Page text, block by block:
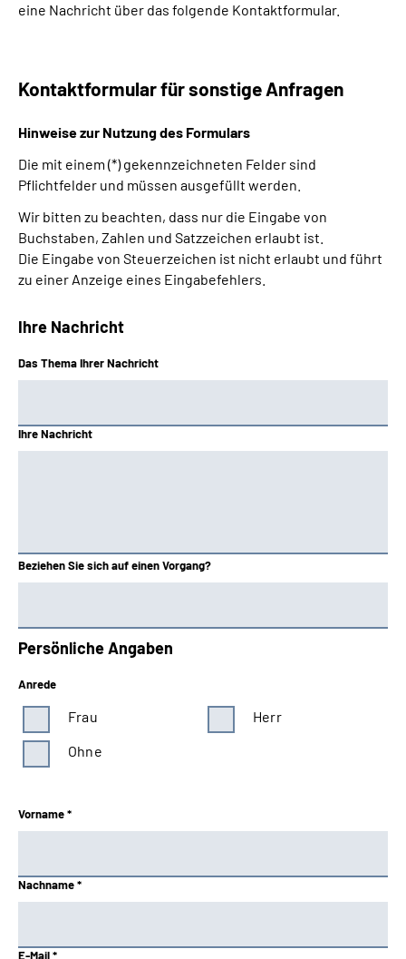
eine Nachricht über das folgende Kontaktformular.
Kontaktformular für sonstige Anfragen
Hinweise zur Nutzung des Formulars
Die mit einem (*) gekennzeichneten Felder sind
Pflichtfelder und müssen ausgefüllt werden.
Wir bitten zu beachten, dass nur die Eingabe von
Buchstaben, Zahlen und Satzzeichen erlaubt ist.
Die Eingabe von Steuerzeichen ist nicht erlaubt und führt
zu einer Anzeige eines Eingabefehlers.
Ihre Nachricht
Das Thema Ihrer Nachricht
Ihre Nachricht
Beziehen Sie sich auf einen Vorgang?
Persönliche Angaben
Anrede
Frau
Herr
Ohne
Vorname *
Nachname *
E-Mail *